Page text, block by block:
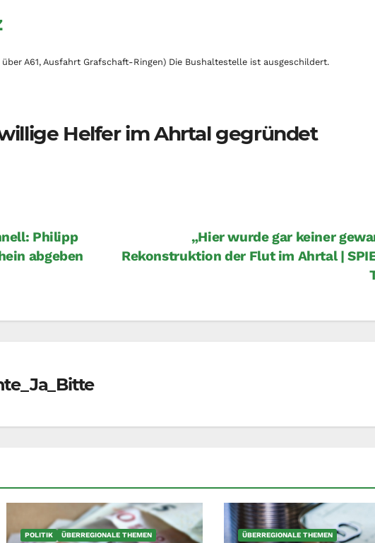
A61, Ausfahrt Grafschaft-Ringen) Die Bushaltestelle ist ausgeschildert.
Helfer im Ahrtal gegründet
„Hier wurde gar keiner
Rekonstruktion der Flut im Ahrtal |
Philipp
abgeben
POLITIK ÜBERREGIONALE THEMEN ÜBERREGIONALE THEMEN